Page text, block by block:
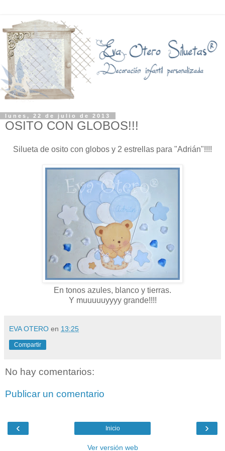
lunes, 22 de julio de 2013
OSITO CON GLOBOS!!!
Silueta de osito con globos y 2 estrellas para "Adrián"!!!!
En tonos azules, blanco y tierras.
Y muuuuuyyyy grande!!!!
EVA OTERO en 13:25
Compartir
No hay comentarios:
Publicar un comentario
‹ ›
Inicio
Ver versión web